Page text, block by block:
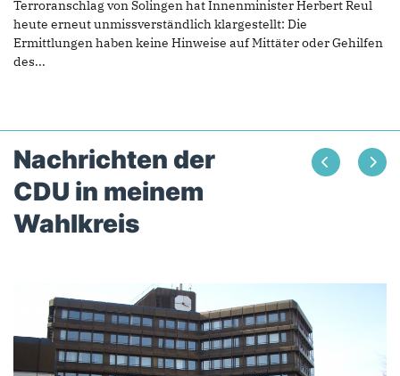
Terroranschlag von Solingen hat Innenminister Herbert Reul
heute erneut unmissverständlich klargestellt: Die
Ermittlungen haben keine Hinweise auf Mittäter oder Gehilfen
des...
Nachrichten der
CDU in meinem
Wahlkreis